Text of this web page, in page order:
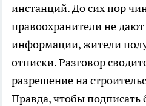
инстанций. До сих пор
правоохранители не
информации, жители
отписки. Разговор
разрешение на
Правда, чтобы